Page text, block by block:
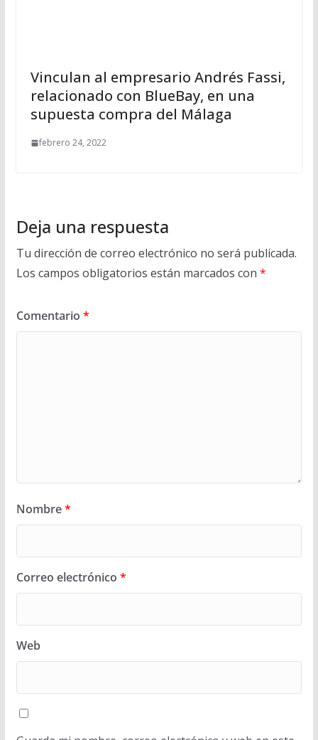
Vinculan al empresario Andrés Fassi,
relacionado con BlueBay, en una
supuesta compra del Málaga
febrero 24, 2022
Deja una respuesta
Tu dirección de correo electrónico no será publicada.
Los campos obligatorios están marcados con *
Comentario *
Nombre*
Correo electrónico *
Web